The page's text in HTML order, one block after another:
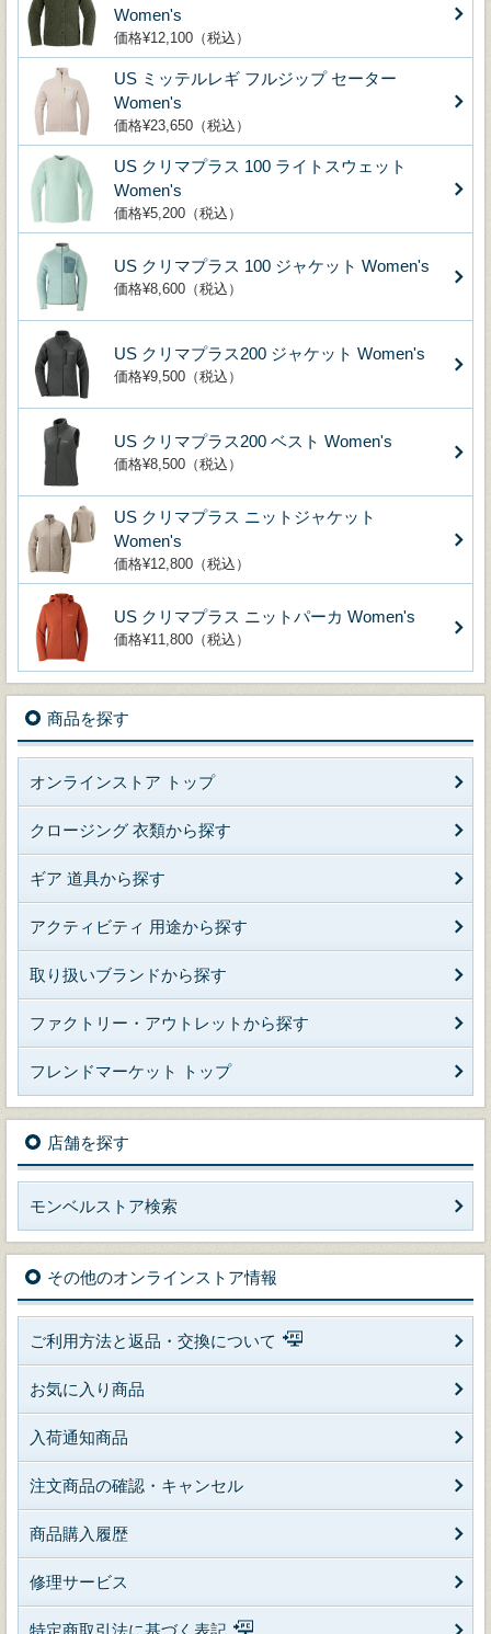
Women's
価格¥12,100（税込）
US ミッテルレギ フルジップ セーター
Women's
価格¥23,650（税込）
US クリマプラス 100 ライトスウェット
Women's
価格¥5,200（税込）
US クリマプラス 100 ジャケット Women's
価格¥8,600（税込）
US クリマプラス200 ジャケット Women's
価格¥9,500（税込）
US クリマプラス200 ベスト Women's
価格¥8,500（税込）
US クリマプラス ニットジャケット
Women's
価格¥12,800（税込）
US クリマプラス ニットパーカ Women's
価格¥11,800（税込）
商品を探す
オンラインストア トップ
クロージング 衣類から探す
ギア 道具から探す
アクティビティ 用途から探す
取り扱いブランドから探す
ファクトリー・アウトレットから探す
フレンドマーケット トップ
店舗を探す
モンベルストア検索
その他のオンラインストア情報
ご利用方法と返品・交換について
お気に入り商品
入荷通知商品
注文商品の確認・キャンセル
商品購入履歴
修理サービス
特定商取引法に基づく表記